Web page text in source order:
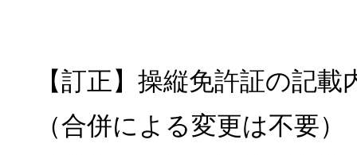
【訂正】操縦免許証の記
（合併による変更は不要）